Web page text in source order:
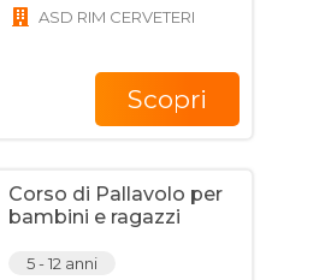
ASD RIM CERVETERI
Scopri
Corso di Pallavolo per
bambini e ragazzi
5 - 12 anni